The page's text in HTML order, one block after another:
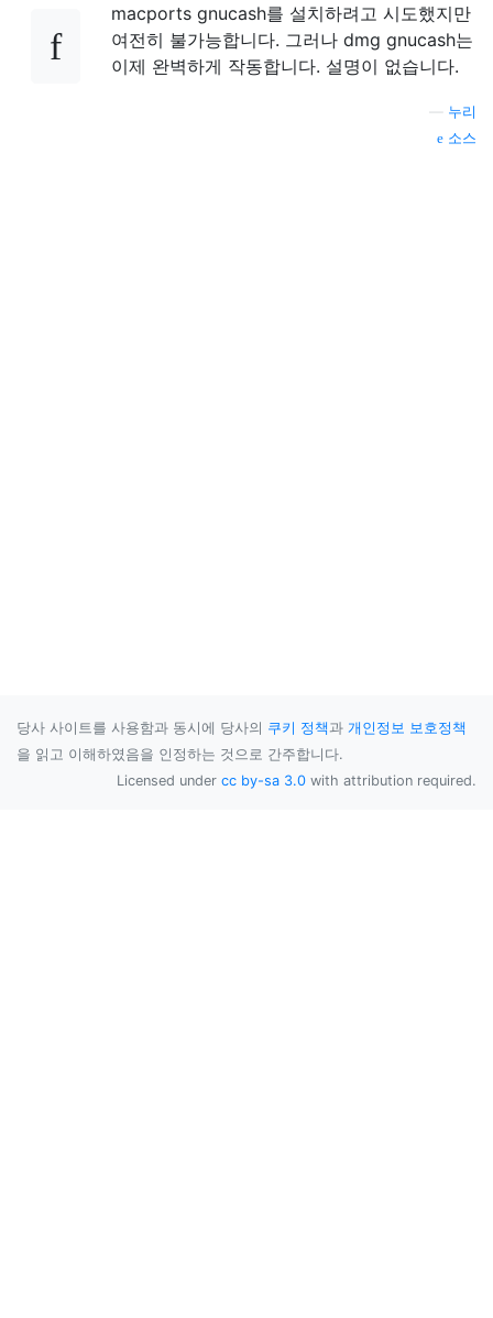
macports gnucash를 설치하려고 시도했지만
여전히 불가능합니다. 그러나 dmg gnucash는
이제 완벽하게 작동합니다. 설명이 없습니다.
누리
소스
당사 사이트를 사용함과 동시에 당사의 쿠키 정책과 개인정보 보호정책
을 읽고 이해하였음을 인정하는 것으로 간주합니다.
Licensed under cc by-sa 3.0 with attribution required.